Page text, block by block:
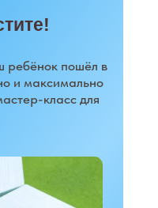
ребёнок пошёл в
и максимально
класс для